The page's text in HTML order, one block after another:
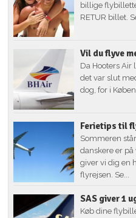
billige
RETUR billet.
Vil du flyve
Da Hooters
det var slut
dog, for i
Ferietips til
Sommeren
danskere er på
giver vi dig en
flyrejsen. Se...
SAS giver 1
Køb dine